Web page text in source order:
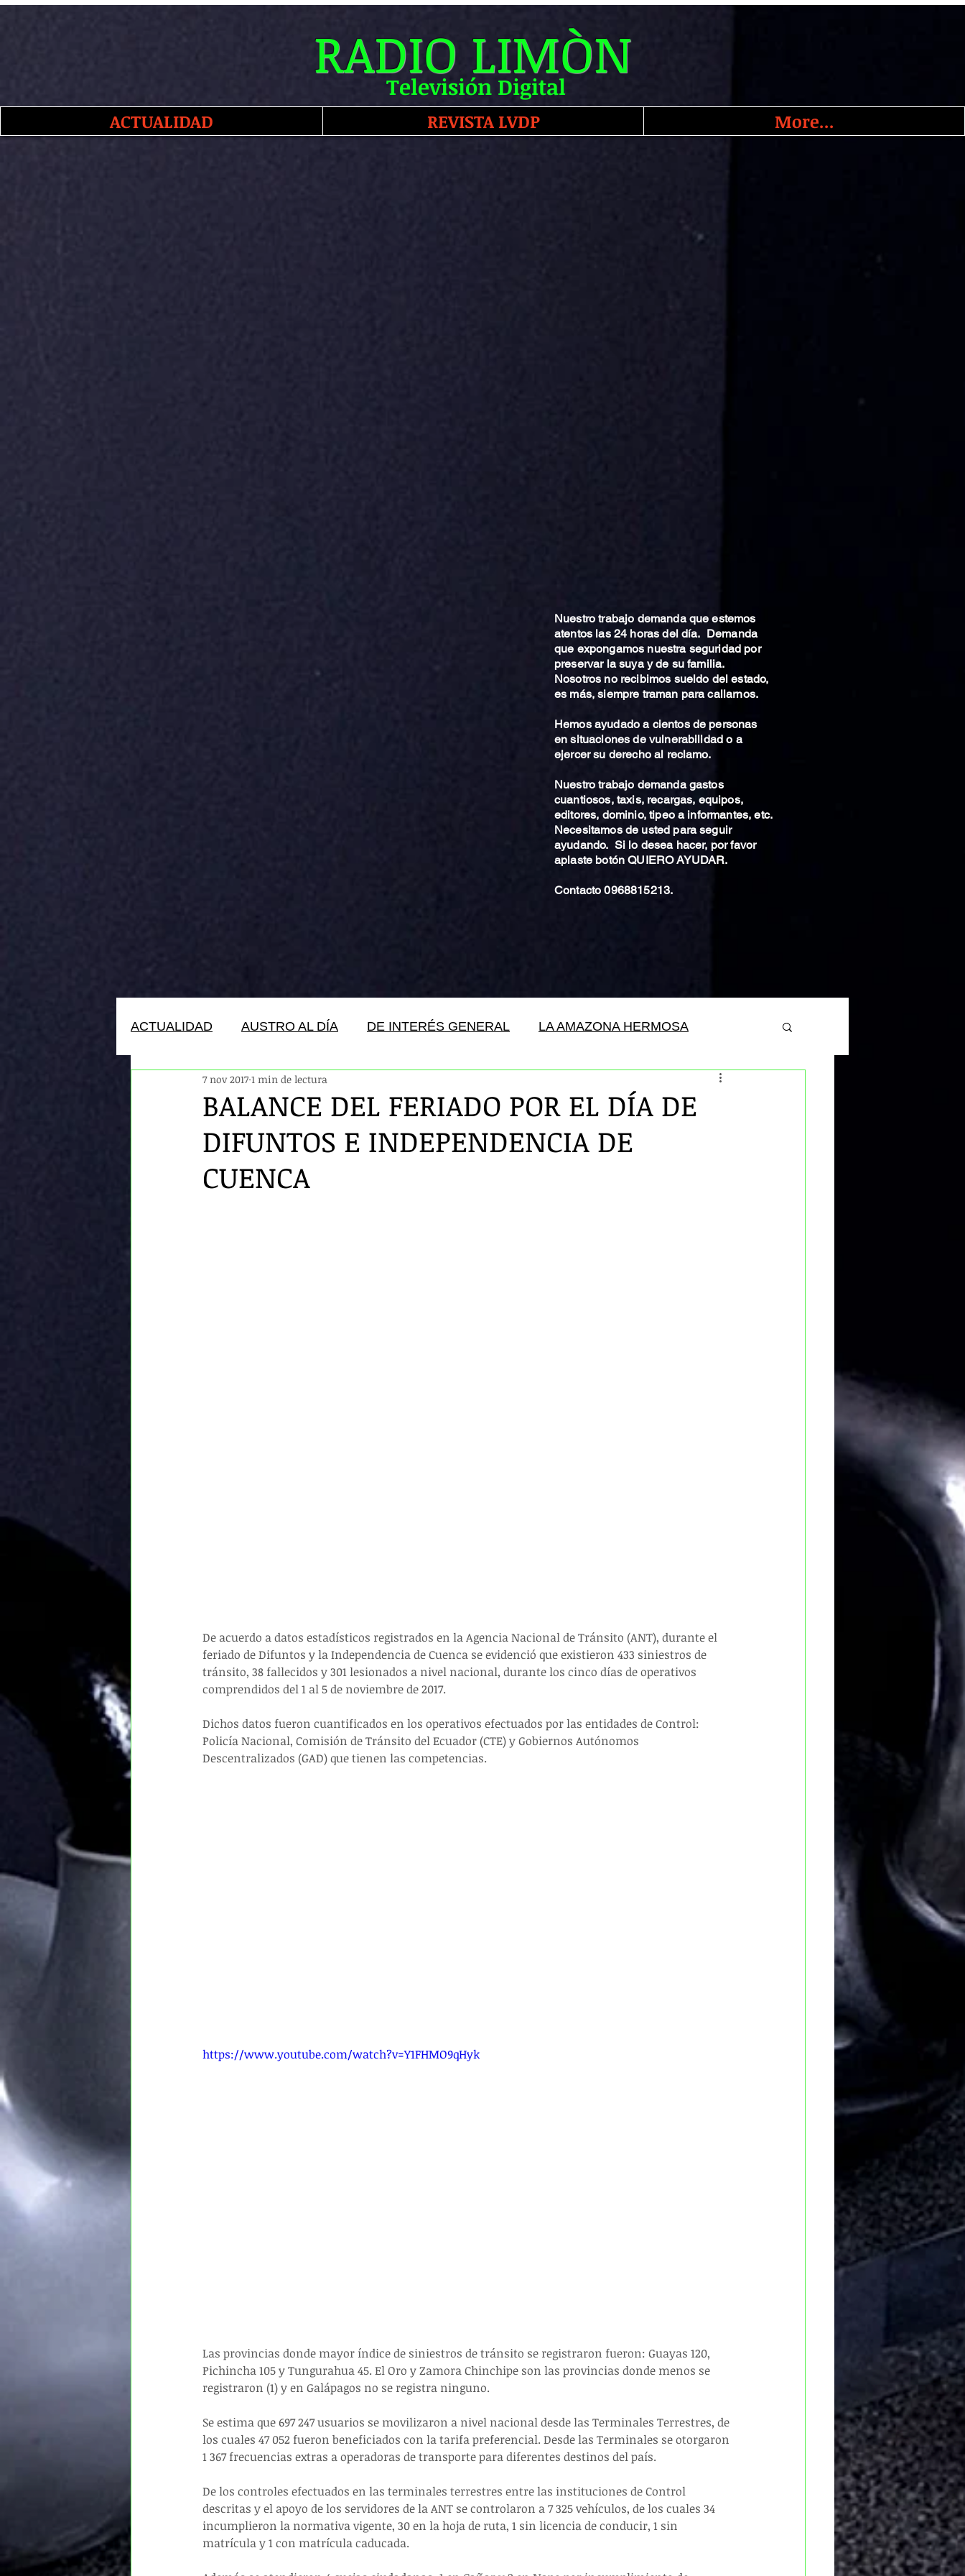
Nuestro trabajo demanda que estemos
atentos las 24 horas del día. Demanda
que expongamos nuestra seguridad por
preservar la suya y de su familia.
Nosotros no recibimos sueldo del estado,
es más, siempre traman para callarnos.
Hemos ayudado a cientos de personas
en situaciones de vulnerabilidad o a
ejercer su derecho al reclamo.
Nuestro trabajo demanda gastos
cuantiosos, taxis, recargas, equipos,
editores, dominio, tipeo a informantes, etc.
Necesitamos de usted para seguir
ayudando. Si lo desea hacer, por favor
aplaste botón QUIERO AYUDAR.
Contacto 0968815213.
ACTUALIDAD AUSTRO AL DÍA DE INTERÉS GENERAL LA AMAZONA HERMOSA
HUMANOS DEL ECUADOR
BALANCE DEL FERIADO POR EL DÍA DE
DIFUNTOS E INDEPENDENCIA DE
CUENCA
7 nov 2017 1 min de lectura
De acuerdo a datos estadísticos registrados en la Agencia Nacional de Tránsito (ANT), durante el
feriado de Difuntos y la Independencia de Cuenca se evidenció que existieron 433 siniestros de
tránsito, 38 fallecidos y 301 lesionados a nivel nacional, durante los cinco días de operativos
comprendidos del 1 al 5 de noviembre de 2017.
Dichos datos fueron cuantificados en los operativos efectuados por las entidades de Control:
Policía Nacional, Comisión de Tránsito del Ecuador (CTE) y Gobiernos Autónomos
Descentralizados (GAD) que tienen las competencias.
https://www.youtube.com/watch?v=Y1FHMO9qHyk
Las provincias donde mayor índice de siniestros de tránsito se registraron fueron: Guayas 120,
Pichincha 105 y Tungurahua 45. El Oro y Zamora Chinchipe son las provincias donde menos se
registraron (1) y en Galápagos no se registra ninguno.
Se estima que 697 247 usuarios se movilizaron a nivel nacional desde las Terminales Terrestres, de
los cuales 47 052 fueron beneficiados con la tarifa preferencial. Desde las Terminales se otorgaron
1 367 frecuencias extras a operadoras de transporte para diferentes destinos del país.
De los controles efectuados en las terminales terrestres entre las instituciones de Control
descritas y el apoyo de los servidores de la ANT se controlaron a 7 325 vehículos, de los cuales 34
incumplieron la normativa vigente, 30 en la hoja de ruta, 1 sin licencia de conducir, 1 sin
matrícula y 1 con matrícula caducada.
Televisión Digital
RADIO LIMÒN
ACTUALIDAD REVISTA LVDP More...